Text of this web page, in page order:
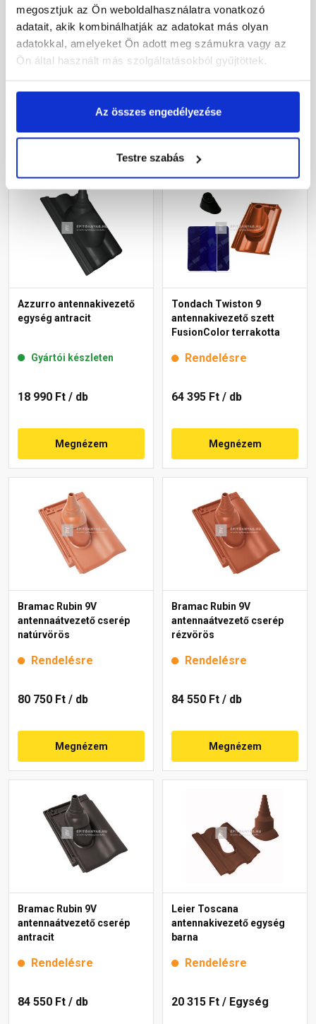
megosztjuk az Ön weboldalhasználatra vonatkozó
adatait, akik kombinálhatják az adatokat más olyan
adatokkal, amelyeket Ön adott meg számukra vagy az
Ön által használt más szolgáltatásokból gyűjtöttek.
Az összes engedélyezése
Testre szabás
antennakivezető szett
Natur téglavörös
Rendelésre
64 395 Ft/ db
Megnézem
antennakivezető szett
Amadeus üvegmáz fekete
Rendelésre
67 345 Ft/ db
Megnézem
Azzurro antennakivezető
egység antracit
Gyártói készleten
18 990 Ft / db
Megnézem
Tondach Twiston 9
antennakivezető szett
FusionColor terrakotta
Rendelésre
64 395 Ft / db
Megnézem
Bramac Rubin 9V
antennaátvezető cserép
natúrvörös
Rendelésre
80 750 Ft / db
Megnézem
Bramac Rubin 9V
antennaátvezető cserép
rézvörös
Rendelésre
84 550 Ft / db
Megnézem
Bramac Rubin 9V
antennaátvezető cserép
antracit
Rendelésre
84 550 Ft / db
Leier Toscana
antennakivezető egység
barna
Rendelésre
20 315 Ft / Egység